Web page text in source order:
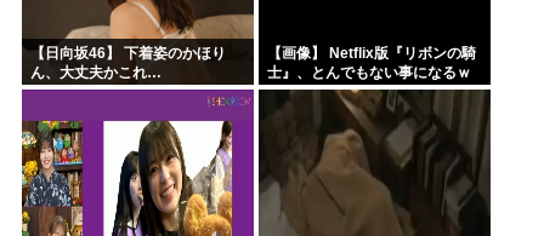
【日向坂46】 下着姿のかほり
ん、大丈夫かこれ…
【画像】 Netflix版『リボンの騎
士』、とんでもない事になるｗ
ｗｗｗｗ